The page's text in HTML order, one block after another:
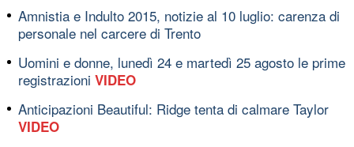
Amnistia e Indulto 2015, notizie al 10 luglio: carenza di
personale nel carcere di Trento
Uomini e donne, lunedì 24 e martedì 25 agosto le prime
registrazioni VIDEO
Anticipazioni Beautiful: Ridge tenta di calmare Taylor
VIDEO